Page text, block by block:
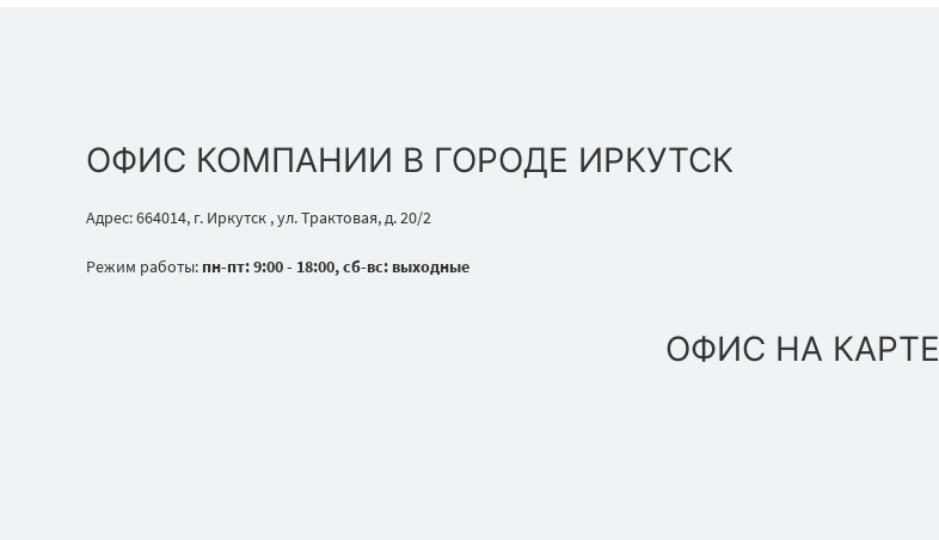
ОФИС КОМПАНИИ В ГОРОДЕ ИРКУТСК
Адрес: 664014, г. Иркутск , ул. Трактовая, д. 20/2
Режим работы: пн-пт: 9:00 - 18:00, сб-вс: выходные
ОФИС НА КАРТЕ